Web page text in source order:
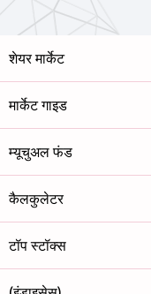
शेयर मार्केट
मार्केट गाइड
म्यूचुअल फंड
कैलकुलेटर
टॉप स्टॉक्स